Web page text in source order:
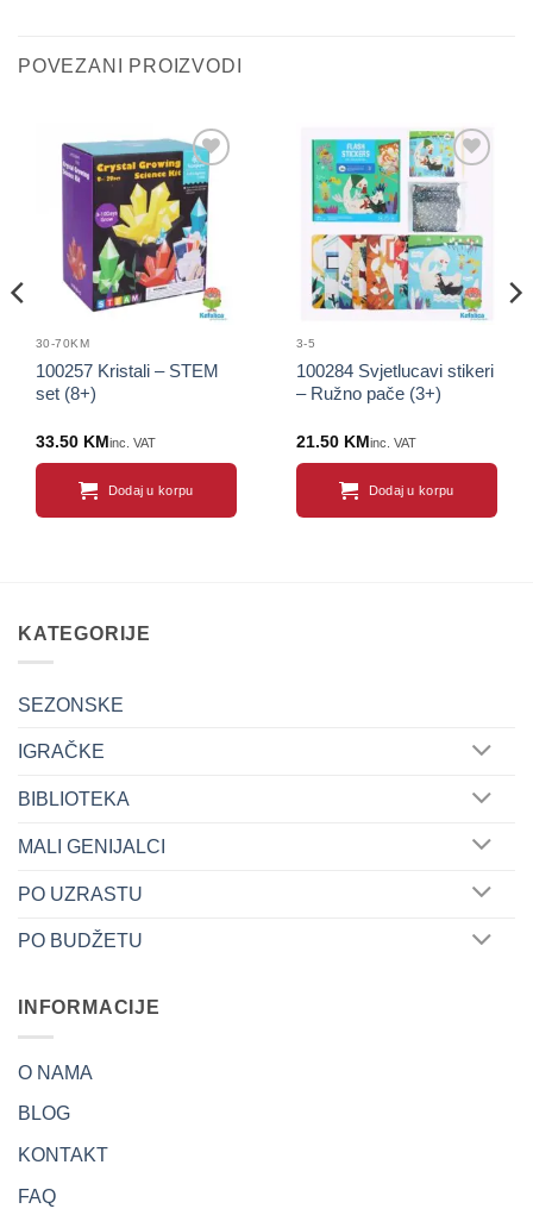
POVEZANI PROIZVODI
Sačuvaj
proizvod
30-70KM
100257 Kristali – STEM
set (8+)
33.50 KM inc. VAT
Dodaj u korpu
Sačuvaj
proizvod
3-5
100284 Svjetlucavi stikeri
– Ružno pače (3+)
21.50 KM inc. VAT
Dodaj u korpu
KATEGORIJE
SEZONSKE
IGRAČKE
BIBLIOTEKA
MALI GENIJALCI
PO UZRASTU
PO BUDŽETU
INFORMACIJE
O NAMA
BLOG
KONTAKT
FAQ